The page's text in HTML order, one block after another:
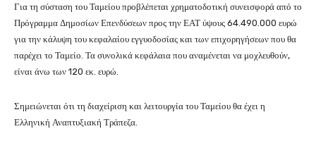
Για τη σύσταση του Ταμείου προβλέπεται χρηματοδοτική συνεισφορά από το
Πρόγραμμα Δημοσίων Επενδύσεων προς την ΕΑΤ ύψους 64.490.000 ευρώ
για την κάλυψη του κεφαλαίου εγγυοδοσίας και των επιχορηγήσεων που θα
παρέχει το Ταμείο. Τα συνολικά κεφάλαια που αναμένεται να μοχλευθούν,
είναι άνω των 120 εκ. ευρώ.
Σημειώνεται ότι τη διαχείριση και λειτουργία του Ταμείου θα έχει η
Ελληνική Αναπτυξιακή Τράπεζα.